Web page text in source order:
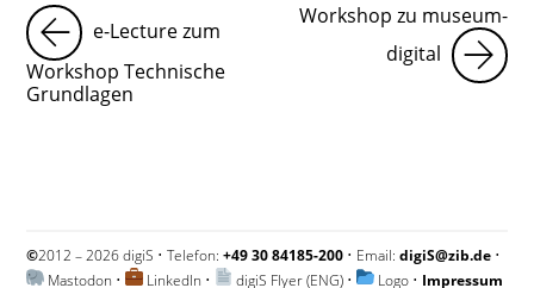
e-Lecture zum
Workshop Technische
Grundlagen
Workshop zu museum-
digital
©2012 – 2026 digiS • Telefon:+49 30 84185-200 • Email:digiS@zib.de •
Mastodon • LinkedIn • digiS Flyer (ENG) • Logo • Impressum